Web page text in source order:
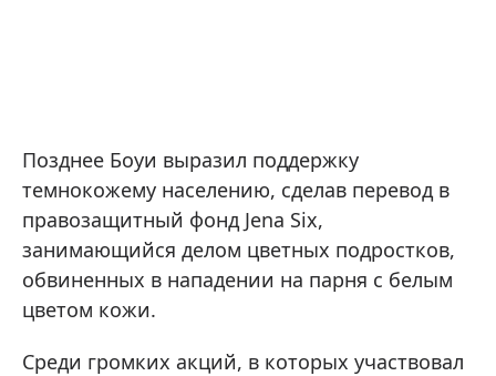
Позднее Боуи выразил поддержку
темнокожему населению, сделав перевод в
правозащитный фонд Jena Six,
занимающийся делом цветных подростков,
обвиненных в нападении на парня с белым
цветом кожи.
Среди громких акций, в которых участвовал